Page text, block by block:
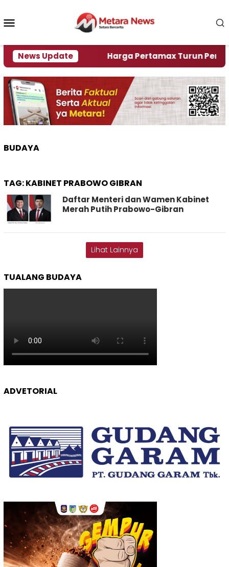
konten
News Update
Krisi Air Harga Pertamax Turun Per Hari
BUDAYA
TAG:KABINET PRABOWO GIBRAN
Daftar Menteri dan Wamen Kabinet
Merah Putih Prabowo-Gibran
Lihat Lainnya
TUALANG BUDAYA
ADVETORIAL